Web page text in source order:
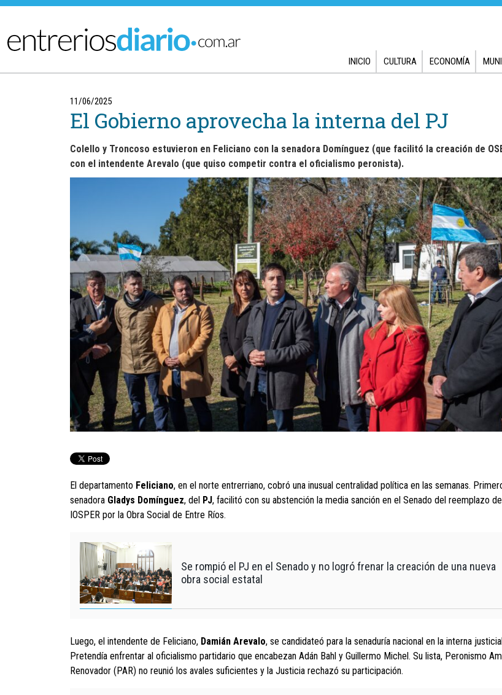
Ir al menú principal
INICIO CULTURA ECONOMÍA
11/06/2025
El Gobierno aprovecha la interna del PJ
Colello y Troncoso estuvieron en Feliciano con la senadora Domínguez (que facilitó la creación de
con el intendente Arevalo (que quiso competir contra el oficialismo peronista).
El departamento Feliciano, en el norte entrerriano, cobró una inusual centralidad política en las semanas.
senadora Gladys Domínguez, del PJ, facilitó con su abstención la media sanción en el Senado del reemplazo
IOSPER por la Obra Social de Entre Ríos.
Se rompió el PJ en el Senado y no logró frenar la creación de una nueva
obra social estatal
Luego, el intendente de Feliciano, Damián Arevalo, se candidateó para la senaduría nacional en la interna
Pretendía enfrentar al oficialismo partidario que encabezan Adán Bahl y Guillermo Michel. Su lista, Peronismo
Renovador (PAR) no reunió los avales suficientes y la Justicia rechazó su participación.